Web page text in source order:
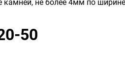
камней, не более 4мм по
50